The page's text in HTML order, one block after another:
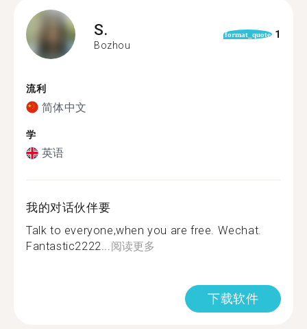
S.
Bozhou
format_quote 1
流利
简体中文
学
英语
我的对话伙伴要
Talk to everyone,when you are free. Wechat.
Fantastic2222...阅读更多
下载软件